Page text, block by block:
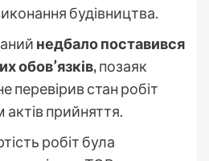
будівництва.
недбало поставився
обов’язків,позаяк
стан робіт
актів прийняття.
робіт була